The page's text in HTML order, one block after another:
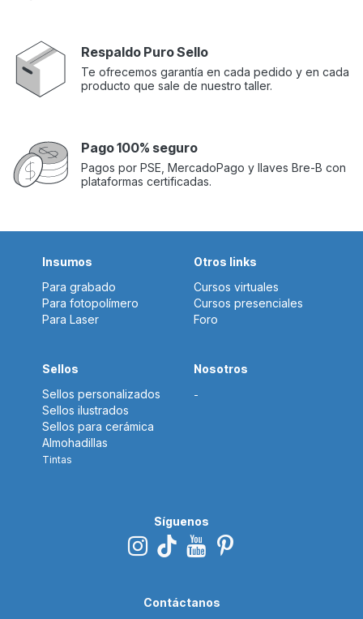
Respaldo Puro Sello
Te ofrecemos garantía en cada pedido y en cada
producto que sale de nuestro taller.
Pago 100% seguro
Pagos por PSE, MercadoPago y llaves Bre-B con
plataformas certificadas.
Insumos
Para grabado
Para fotopolímero
Para Laser
Sellos
Sellos personalizados
Sellos ilustrados
Sellos para cerámica
Almohadillas
Tintas
Otros links
Cursos virtuales
Cursos presenciales
Foro
Nosotros
-
Síguenos
Contáctanos